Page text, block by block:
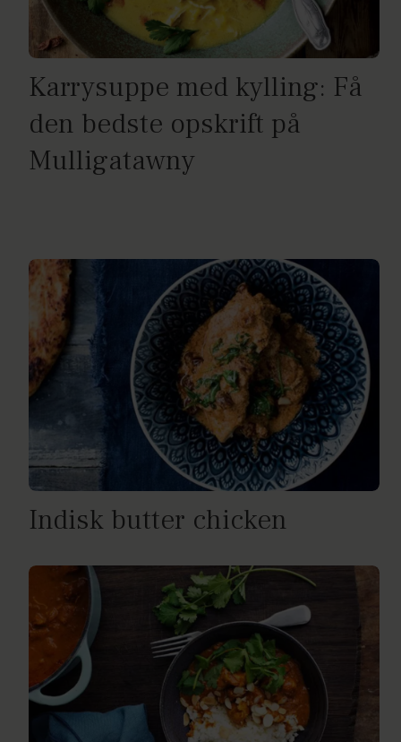
Karrysuppe med kylling: Få
den bedste opskrift på
Mulligatawny
Indisk butter chicken